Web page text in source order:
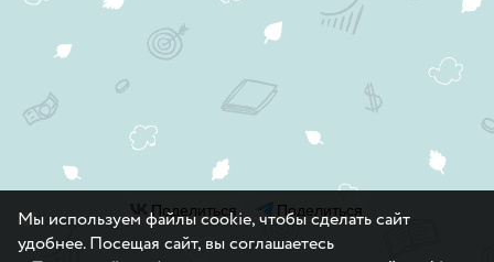
Поделиться Поделиться
Мы используем файлы cookie, чтобы сделать сайт
удобнее. Посещая сайт, вы соглашаетесь